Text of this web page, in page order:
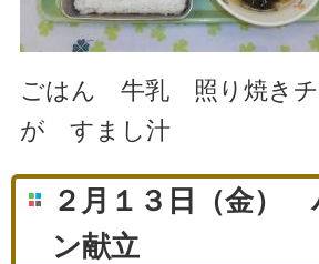
ごはん 牛乳 照り焼き
が すまし汁
２月１３日（金）
ン献立